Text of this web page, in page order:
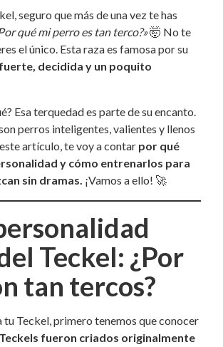
seguro que más de una vez te has
qué mi perro es tan terco?»🤯 No te
el único. Esta raza es famosa por su
decidida y un poquito
Esa terquedad es parte de su encanto.
perros inteligentes, valientes y llenos
artículo, te voy a contar por qué
y cómo entrenarlos para
sin dramas. ¡Vamos a ello! 🚀
Teckel: ¿Por
tan tercos?
tu Teckel, primero tenemos que conocer
fueron criados originalmente